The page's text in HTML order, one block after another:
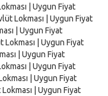
| Uygun Fiyat
Lokması | Uygun Fiyat
| Uygun Fiyat
Lokması | Uygun Fiyat
| Uygun Fiyat
| Uygun Fiyat
| Uygun Fiyat
| Uygun Fiyat